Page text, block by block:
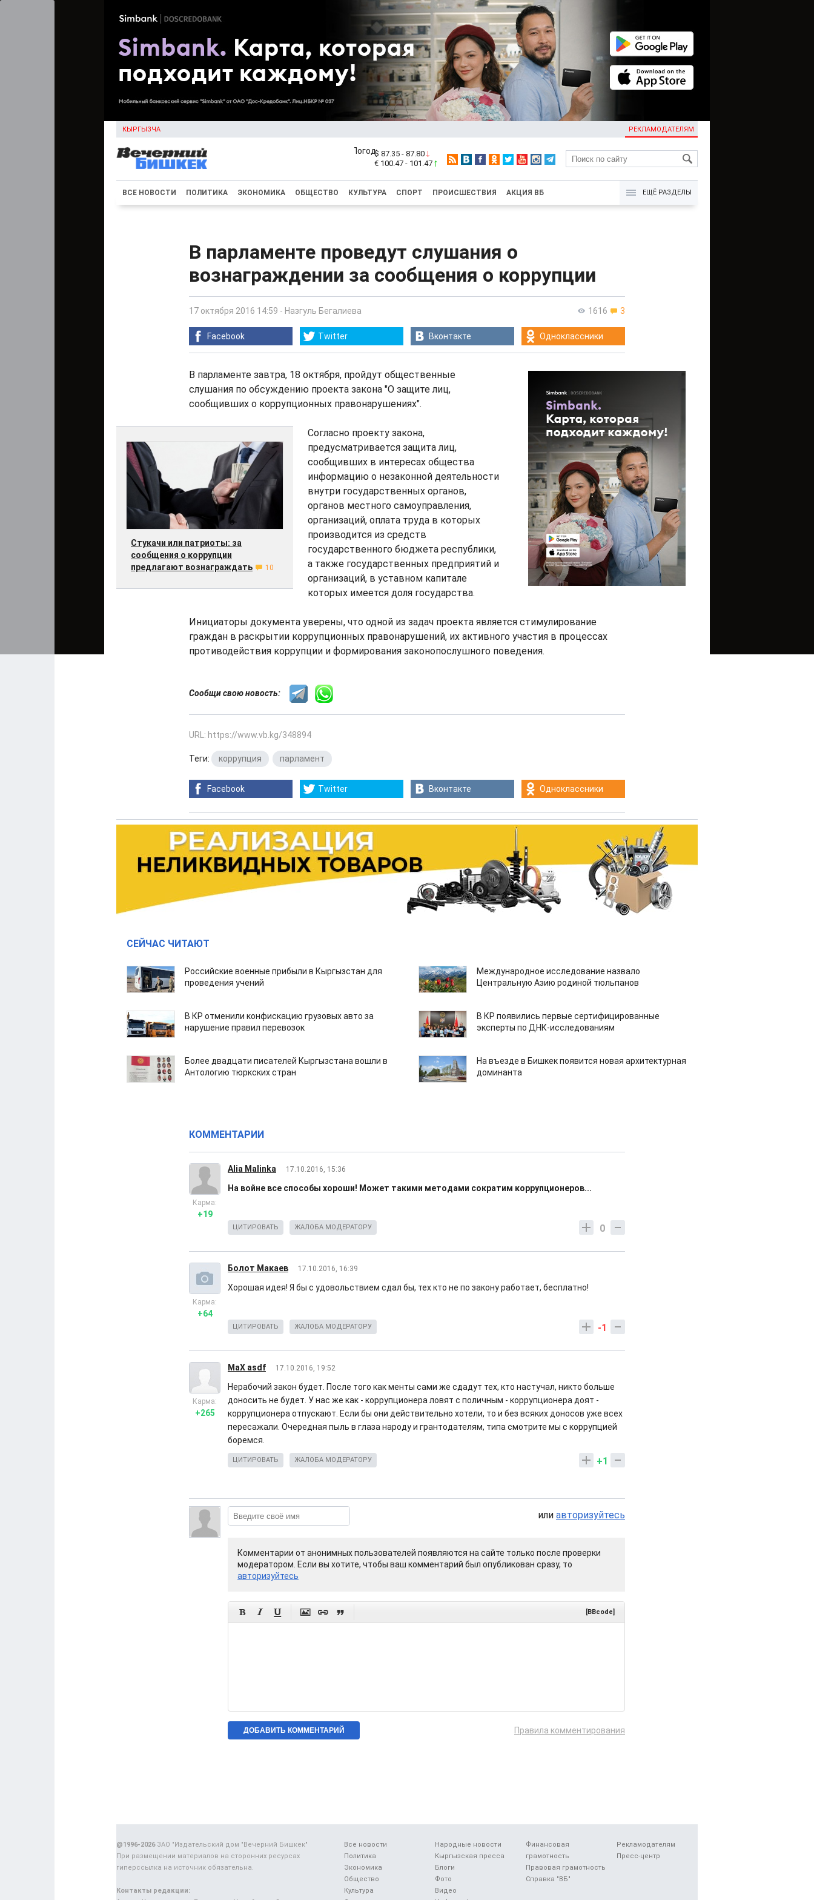
КЫРГЫЗЧА РЕКЛАМОДАТЕЛЯМ
KG
$ 87.35 - 87.80
€ 100.47 - 101.47
ВСЕ НОВОСТИ ПОЛИТИКА ЭКОНОМИКА ОБЩЕСТВО КУЛЬТУРА СПОРТ ПРОИСШЕСТВИЯ АКЦИЯ ВБ ЕЩЁ РАЗДЕЛЫ
В парламенте проведут слушания о
вознаграждении за сообщения о коррупции
1616 3
17 октября 2016 14:59 - Назгуль Бегалиева
Facebook Twitter Вконтакте Одноклассники
В парламенте завтра, 18 октября, пройдут общественные
слушания по обсуждению проекта закона "О защите лиц,
сообщивших о коррупционных правонарушениях".
Стукачи или патриоты: за
сообщения о коррупции
предлагают вознаграждать
10
Согласно проекту закона,
предусматривается защита лиц,
сообщивших в интересах общества
информацию о незаконной деятельности
внутри государственных органов,
органов местного самоуправления,
организаций, оплата труда в которых
производится из средств
государственного бюджета республики,
а также государственных предприятий и
организаций, в уставном капитале
которых имеется доля государства.
Инициаторы документа уверены, что одной из задач проекта является стимулирование
граждан в раскрытии коррупционных правонарушений, их активного участия в процессах
противодействия коррупции и формирования законопослушного поведения.
Сообщи свою новость:
URL: https://www.vb.kg/348894
Теги: коррупция парламент
Facebook Twitter Вконтакте Одноклассники
СЕЙЧАС ЧИТАЮТ
Российские военные прибыли в Кыргызстан для
проведения учений
Международное исследование назвало
Центральную Азию родиной тюльпанов
В КР отменили конфискацию грузовых авто за
нарушение правил перевозок
В КР появились первые сертифицированные
эксперты по ДНК-исследованиям
Более двадцати писателей Кыргызстана вошли в
Антологию тюркских стран
На въезде в Бишкек появится новая архитектурная
доминанта
КОММЕНТАРИИ
Alia Malinka 17.10.2016, 15:36
Карма:
+19
На войне все способы хороши! Может такими методами сократим коррупционеров...
0
ЦИТИРОВАТЬ ЖАЛОБА МОДЕРАТОРУ
Болот Макаев 17.10.2016, 16:39
Карма:
+64
Хорошая идея! Я бы с удовольствием сдал бы, тех кто не по закону работает, бесплатно!
-1
ЦИТИРОВАТЬ ЖАЛОБА МОДЕРАТОРУ
MaX asdf 17.10.2016, 19:52
Карма:
+265
Нерабочий закон будет. После того как менты сами же сдадут тех, кто настучал, никто больше
доносить не будет. У нас же как - коррупционера ловят с поличным - коррупционера доят -
коррупционера отпускают. Если бы они действительно хотели, то и без всяких доносов уже всех
пересажали. Очередная пыль в глаза народу и грантодателям, типа смотрите мы с коррупцией
боремся.
+1
ЦИТИРОВАТЬ ЖАЛОБА МОДЕРАТОРУ
или авторизуйтесь
Комментарии от анонимных пользователей появляются на сайте только после проверки
модератором. Если вы хотите, чтобы ваш комментарий был опубликован сразу, то
авторизуйтесь
      [BBcode]
Правила комментирования
Все новости
Политика
Экономика
Общество
Культура
Народные новости
Кыргызская пресса
Блоги
Фото
Видео
Финансовая
грамотность
Правовая грамотность
Справка "ВБ"
Рекламодателям
Пресс-центр
@1996-2026ЗАО "Издательский дом "Вечерний Бишкек"
При размещении материалов на сторонних ресурсах
гиперссылка на источник обязательна.
Контакты редакции: